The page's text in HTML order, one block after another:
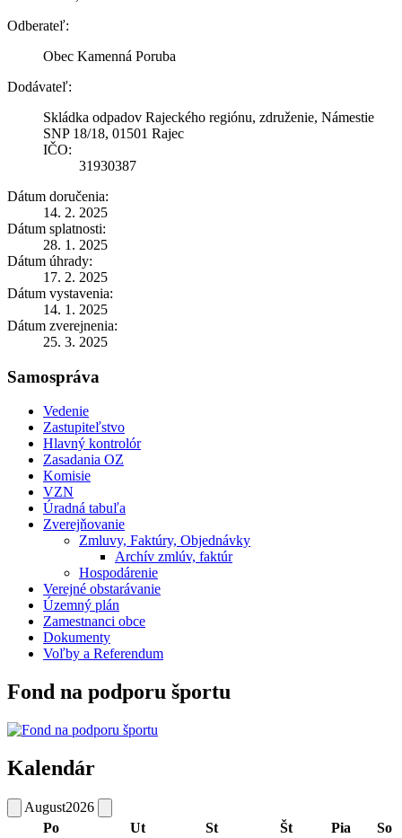
Odberateľ:
Obec Kamenná Poruba
Dodávateľ:
Skládka odpadov Rajeckého regiónu, združenie, Námestie
SNP 18/18, 01501 Rajec
IČO:
31930387
Dátum doručenia:
14. 2. 2025
Dátum splatnosti:
28. 1. 2025
Dátum úhrady:
17. 2. 2025
Dátum vystavenia:
14. 1. 2025
Dátum zverejnenia:
25. 3. 2025
Samospráva
Vedenie
Zastupiteľstvo
Hlavný kontrolór
Zasadania OZ
Komisie
VZN
Úradná tabuľa
Zverejňovanie
Zmluvy, Faktúry, Objednávky
Archív zmlúv, faktúr
Hospodárenie
Verejné obstarávanie
Územný plán
Zamestnanci obce
Dokumenty
Voľby a Referendum
Fond na podporu športu
Kalendár
August2026
Po
Ut St Št Pia
So